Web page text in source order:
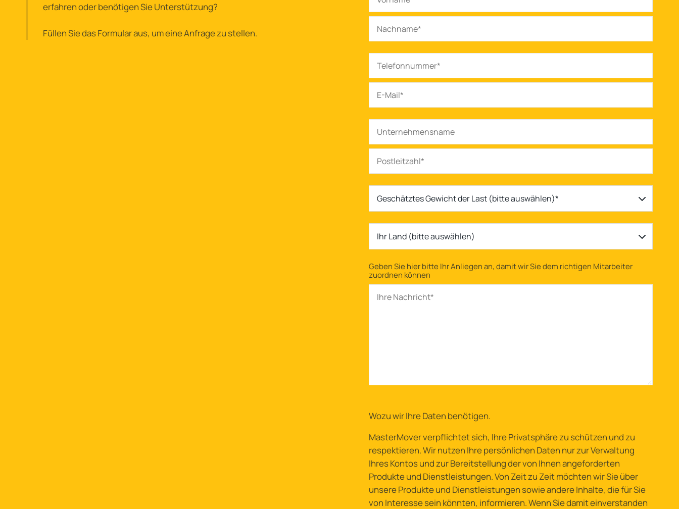
erfahren oder benötigen Sie Unterstützung?
Füllen Sie das Formular aus, um eine Anfrage zu stellen.
Geschätztes Gewicht der Last (bitte auswählen)*
Ihr Land (bitte auswählen)
Geben Sie hier bitte Ihr Anliegen an, damit wir Sie dem richtigen Mitarbeiter
zuordnen können
Wozu wir Ihre Daten benötigen.
MasterMover verpflichtet sich, Ihre Privatsphäre zu schützen und zu
respektieren. Wir nutzen Ihre persönlichen Daten nur zur Verwaltung
Ihres Kontos und zur Bereitstellung der von Ihnen angeforderten
Produkte und Dienstleistungen. Von Zeit zu Zeit möchten wir Sie über
unsere Produkte und Dienstleistungen sowie andere Inhalte, die für Sie
von Interesse sein könnten, informieren. Wenn Sie damit einverstanden